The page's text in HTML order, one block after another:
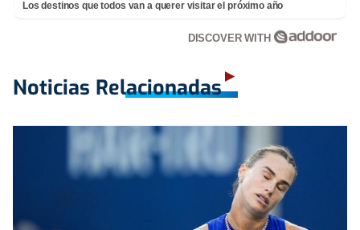
Los destinos que todos van a querer visitar el próximo año
DISCOVER WITH
Noticias Relacionadas